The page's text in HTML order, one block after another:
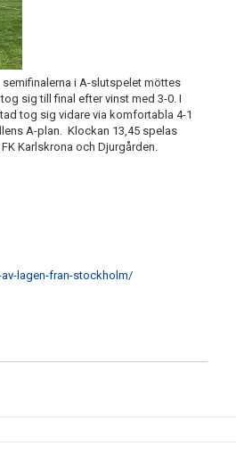
i A-slutspelet möttes
sig till final efter vinst med 3-0. I
tog sig vidare via komfortabla 4-1
A-plan. Klockan 13,45 spelas
Karlskrona och Djurgården.
lagen-fran-stockholm/